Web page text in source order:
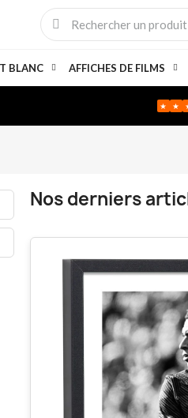
BLANC AFFICHES DE FILMS
★ ★
Nos derniers